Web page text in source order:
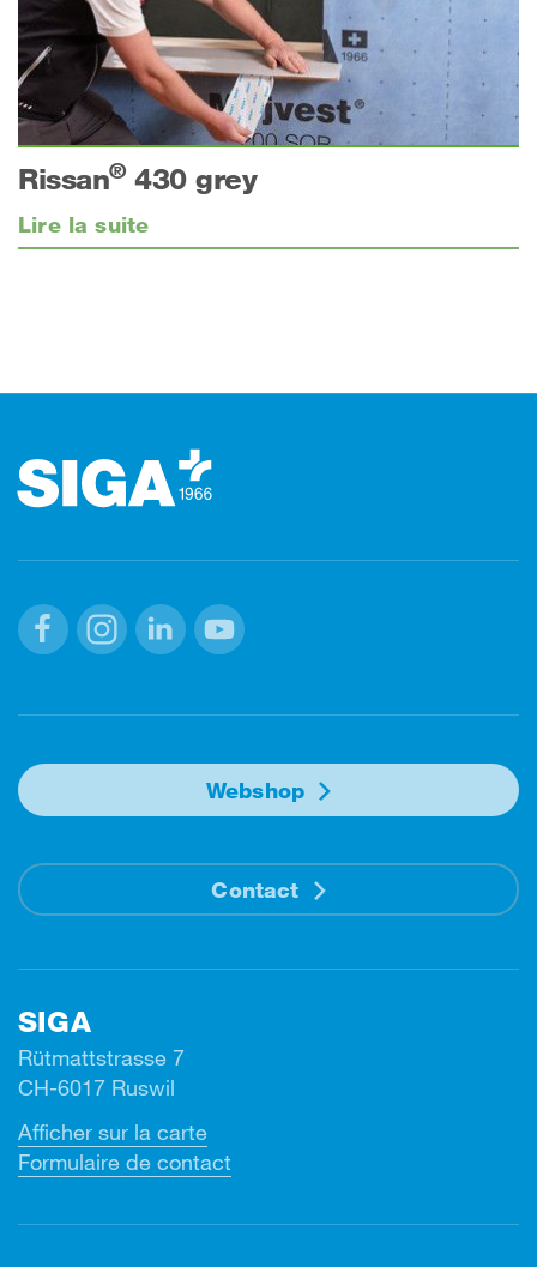
Rissan®430 grey
Lire la suite
Webshop
Contact
SIGA
Rütmattstrasse 7
CH-6017 Ruswil
Afficher sur la carte
Formulaire de contact